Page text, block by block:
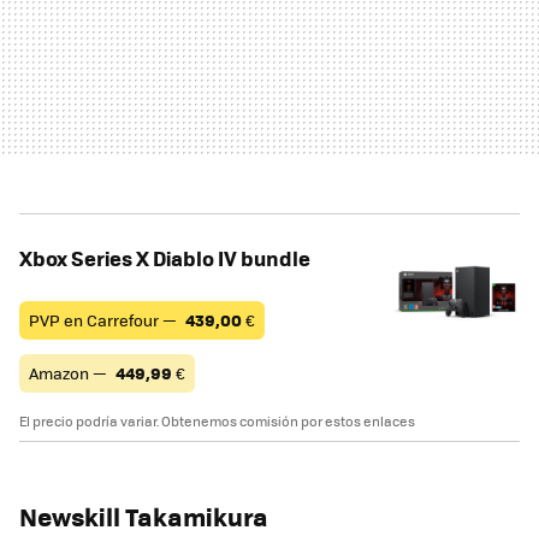
Xbox Series X Diablo IV bundle
PVP en Carrefour — 439,00€
Amazon — 449,99 €
El precio podría variar. Obtenemos comisión por estos enlaces
Newskill Takamikura